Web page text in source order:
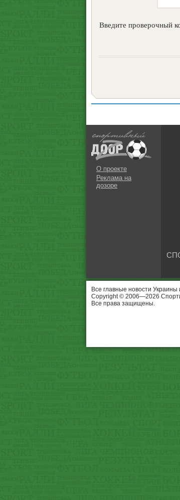
Введите проверочный
О проекте
Реклама на
дозоре
Все главные новости Украины
Copyright © 2006—2026
Все права защищены.